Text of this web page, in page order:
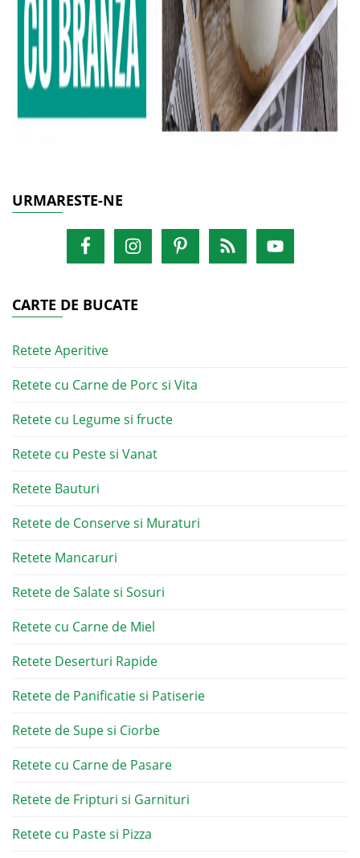
URMARESTE-NE
CARTE DE BUCATE
Retete Aperitive
Retete cu Carne de Porc si Vita
Retete cu Legume si fructe
Retete cu Peste si Vanat
Retete Bauturi
Retete de Conserve si Muraturi
Retete Mancaruri
Retete de Salate si Sosuri
Retete cu Carne de Miel
Retete Deserturi Rapide
Retete de Panificatie si Patiserie
Retete de Supe si Ciorbe
Retete cu Carne de Pasare
Retete de Fripturi si Garnituri
Retete cu Paste si Pizza